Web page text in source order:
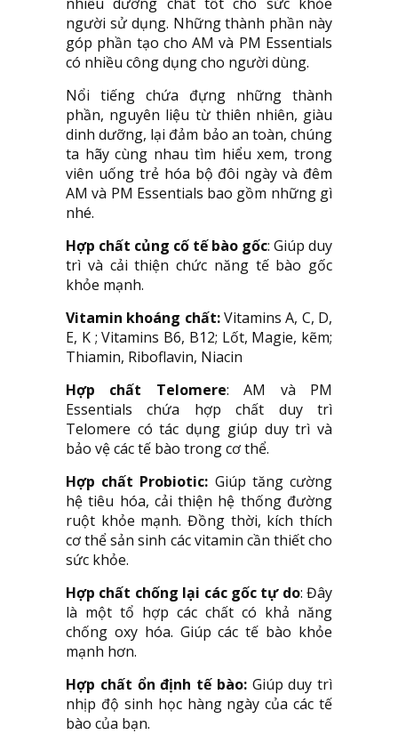
người sử dụng. Những thành phần này
góp phần tạo cho AM và PM Essentials
có nhiều công dụng cho người dùng.
Nổi tiếng chứa đựng những thành
phần, nguyên liệu từ thiên nhiên, giàu
dinh dưỡng, lại đảm bảo an toàn, chúng
ta hãy cùng nhau tìm hiểu xem, trong
viên uống trẻ hóa bộ đôi ngày và đêm
AM và PM Essentials bao gồm những gì
nhé.
Hợp chất củng cố tế bào gốc: Giúp duy
trì và cải thiện chức năng tế bào gốc
khỏe mạnh.
Vitamin khoáng chất:Vitamins A, C, D,
E, K ; Vitamins B6, B12; Lốt, Magie, kẽm;
Thiamin, Riboflavin, Niacin
Hợp chất Telomere: AM và PM
Essentials chứa hợp chất duy trì
Telomere có tác dụng giúp duy trì và
bảo vệ các tế bào trong cơ thể.
Hợp chất Probiotic: Giúp tăng cường
hệ tiêu hóa, cải thiện hệ thống đường
ruột khỏe mạnh. Đồng thời, kích thích
cơ thể sản sinh các vitamin cần thiết cho
sức khỏe.
Hợp chất chống lại các gốc tự do: Đây
là một tổ hợp các chất có khả năng
chống oxy hóa. Giúp các tế bào khỏe
mạnh hơn.
Hợp chất ổn định tế bào:Giúp duy trì
nhịp độ sinh học hàng ngày của các tế
bào của bạn.